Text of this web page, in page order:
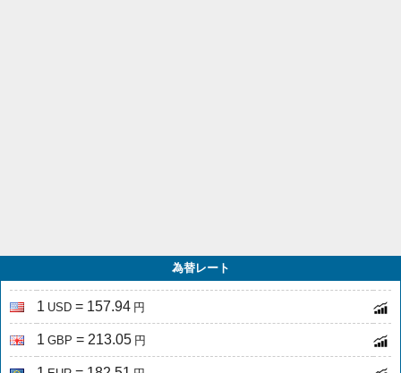
為替レート
1 USD = 157.94 円
1 GBP = 213.05 円